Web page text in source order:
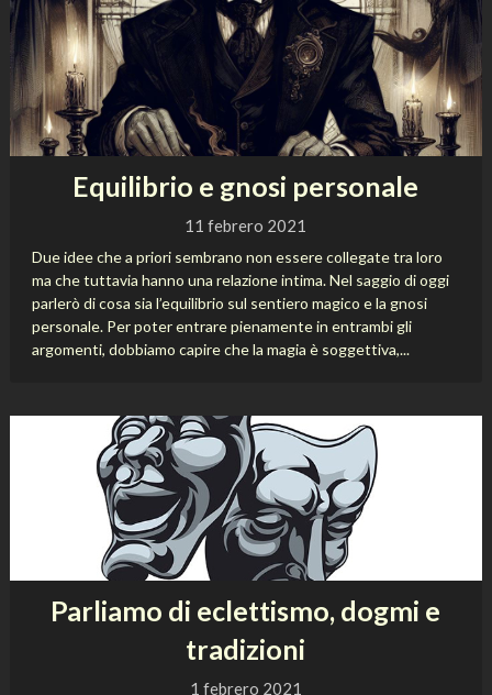
Equilibrio e gnosi personale
11 febrero 2021
Due idee che a priori sembrano non essere collegate tra loro
ma che tuttavia hanno una relazione intima. Nel saggio di oggi
parlerò di cosa sia l’equilibrio sul sentiero magico e la gnosi
personale. Per poter entrare pienamente in entrambi gli
argomenti, dobbiamo capire che la magia è soggettiva,...
Parliamo di eclettismo, dogmi e
tradizioni
1 febrero 2021